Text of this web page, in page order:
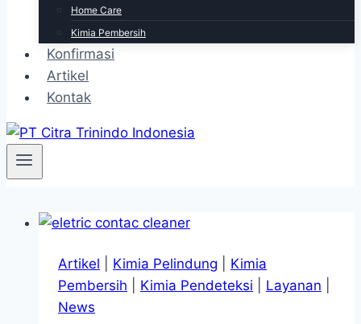
Home Care
Kimia Pembersih
Konfirmasi
Artikel
Kontak
Artikel Kimia Pelindung
Kimia
Pembersih
Kimia Pendeteksi Layanan
News